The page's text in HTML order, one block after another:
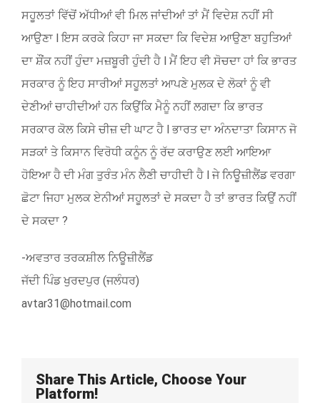
ਸਹੂਲਤਾਂ ਵਿੱਚੋਂ ਅੱਧੀਆਂ ਵੀ ਮਿਲ ਜਾਂਦੀਆਂ ਤਾਂ ਮੈਂ ਵਿਦੇਸ਼ ਨਹੀਂ ਸੀ
ਆਉਣਾ l ਇਸ ਕਰਕੇ ਕਿਹਾ ਜਾ ਸਕਦਾ ਕਿ ਵਿਦੇਸ਼ ਆਉਣਾ ਬਹੁਤਿਆਂ
ਦਾ ਸ਼ੌਂਕ ਨਹੀਂ ਹੁੰਦਾ ਮਜ਼ਬੂਰੀ ਹੁੰਦੀ ਹੈ l ਮੈਂ ਇਹ ਵੀ ਸੋਚਦਾ ਹਾਂ ਕਿ ਭਾਰਤ
ਸਰਕਾਰ ਨੂੰ ਇਹ ਸਾਰੀਆਂ ਸਹੂਲਤਾਂ ਆਪਣੇ ਮੁਲਕ ਦੇ ਲੋਕਾਂ ਨੂੰ ਵੀ
ਦੇਣੀਆਂ ਚਾਹੀਦੀਆਂ ਹਨ ਕਿਉਂਕਿ ਮੈਨੂੰ ਨਹੀਂ ਲਗਦਾ ਕਿ ਭਾਰਤ
ਸਰਕਾਰ ਕੋਲ ਕਿਸੇ ਚੀਜ਼ ਦੀ ਘਾਟ ਹੈ l ਭਾਰਤ ਦਾ ਅੰਨਦਾਤਾ ਕਿਸਾਨ ਜੋ
ਸੜਕਾਂ ਤੇ ਕਿਸਾਨ ਵਿਰੋਧੀ ਕਨੂੰਨ ਨੂੰ ਰੱਦ ਕਰਾਉਣ ਲਈ ਆਇਆ
ਹੋਇਆ ਹੈ ਦੀ ਮੰਗ ਤੁਰੰਤ ਮੰਨ ਲੈਣੀ ਚਾਹੀਦੀ ਹੈ l ਜੇ ਨਿਊਜ਼ੀਲੈਂਡ ਵਰਗਾ
ਛੋਟਾ ਜਿਹਾ ਮੁਲਕ ਏਨੀਆਂ ਸਹੂਲਤਾਂ ਦੇ ਸਕਦਾ ਹੈ ਤਾਂ ਭਾਰਤ ਕਿਉਂ ਨਹੀਂ
ਦੇ ਸਕਦਾ ?
-ਅਵਤਾਰ ਤਰਕਸ਼ੀਲ ਨਿਊਜ਼ੀਲੈਂਡ
ਜੱਦੀ ਪਿੰਡ ਖੁਰਦਪੁਰ (ਜਲੰਧਰ)
avtar31@hotmail.com
Share This Article, Choose Your
Platform!